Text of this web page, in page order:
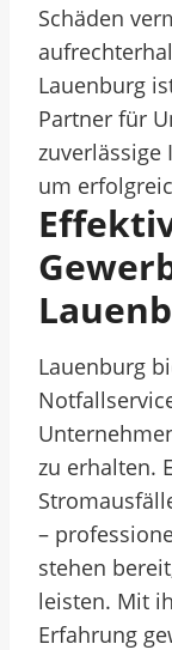
Schäden
Lauenburg
Partner für
zuverlässige
um
Lauenburg
zu erhalten.
–
stehen
leisten. Mit
Erfahrung